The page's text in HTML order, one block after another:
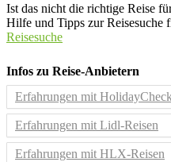
Ist das nicht die richtige Reise
Hilfe und Tipps zur Reisesuche
Reisesuche
Infos zu Reise-Anbietern
Erfahrungen mit
Erfahrungen mit Lidl-Reisen
Erfahrungen mit HLX-Reisen